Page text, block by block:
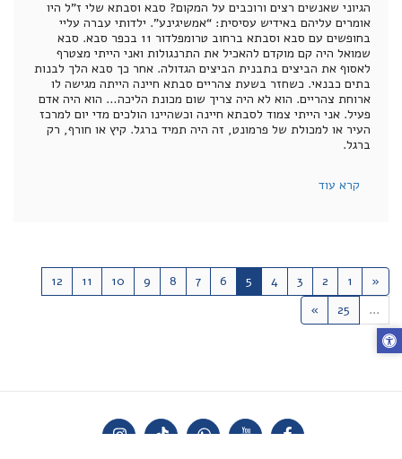
הגיוני שאנשים רצים ורוכבים על המקום? סבא וסבתא שלי ז”ל היו
אומרים עליהם באידיש עסיסית: “אמשיגינע”. ילדותי עברה עליי
בחופשים עם סבא וסבתא ברחוב טרומפלדור 11 בכפר סבא. סבא
שמואל היה קם מוקדם להאכיל את התרנגולות ואני הייתי מצטרף
לאסוף את הביצים בתבנית הביצים הגדולה. אחר כך סבא הלך לבנות
בתים כבנאי. כשחזר בשעת צהריים סבתא חיינה הייתה מגישה לו
ארוחת צהריים. הוא לא היה צריך שום מכונת הליכה… הוא היה אדם
פעיל. אני הייתי צמוד לסבתא חיינה וכשהיינו הולכים מדי יום למרכז
העיר או למכולת של פרמונט, זה היה תמיד ברגל. קיץ או חורף, רק
ברגל.
קרא עוד
«
1
2
3
4
5
6
7
8
9
10
11
12
...
25
»